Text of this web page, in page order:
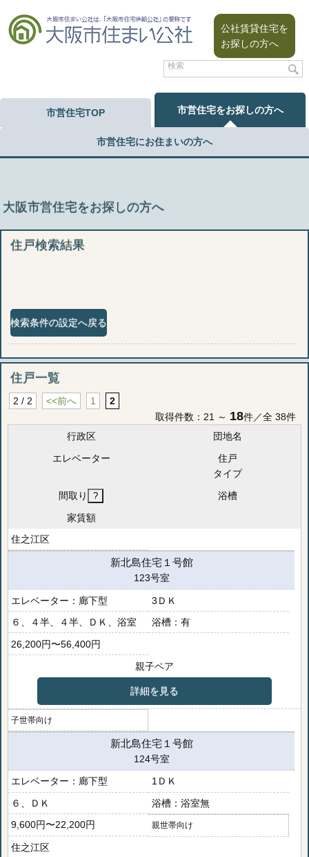
公社賃貸住宅を
お探しの方へ
市営住宅TOP 市営住宅をお探しの方へ
市営住宅にお住まいの方へ
大阪市営住宅をお探しの方へ
住戸検索結果
検索条件の設定へ戻る
住戸一覧
2 / 2 <<前へ 1
2
取得件数：21 ～ 18件／全 38件
行政区
団地名
エレベーター
住戸
タイプ
間取り
浴槽
家賃額
住之江区
新北島住宅１号館
123号室
廊下型
3ＤＫ
６、４半、４半、ＤＫ、浴室
有
26,200円〜56,400円
親子ペア
詳細を見る
子世帯向け
新北島住宅１号館
124号室
廊下型
1ＤＫ
６、ＤＫ
浴室無
9,600円〜22,200円
親世帯向け
住之江区